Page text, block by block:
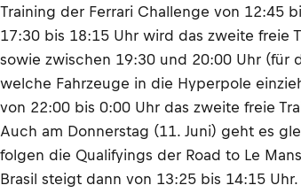
Training der Ferrari Challenge von 12:45
17:30 bis 18:15 Uhr wird das zweite freie
sowie zwischen 19:30 und 20:00 Uhr (für
welche Fahrzeuge in die Hyperpole
von 22:00 bis 0:00 Uhr das zweite freie
Auch am Donnerstag (11. Juni) geht es
folgen die Qualifyings der Road to Le
Brasil steigt dann von 13:25 bis 14:15